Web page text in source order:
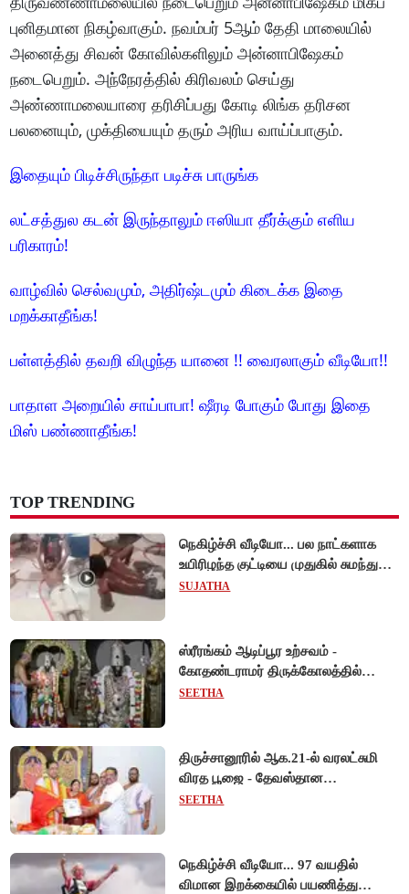
புனிதமான நிகழ்வாகும். நவம்பர் 5ஆம் தேதி மாலையில்
அனைத்து சிவன் கோவில்களிலும் அன்னாபிஷேகம்
நடைபெறும். அந்நேரத்தில் கிரிவலம் செய்து
அண்ணாமலையாரை தரிசிப்பது கோடி லிங்க தரிசன
பலனையும், முக்தியையும் தரும் அரிய வாய்ப்பாகும்.
இதையும் பிடிச்சிருந்தா படிச்சு பாருங்க
லட்சத்துல கடன் இருந்தாலும் ஈஸியா தீர்க்கும் எளிய
பரிகாரம்!
வாழ்வில் செல்வமும், அதிர்ஷ்டமும் கிடைக்க இதை
மறக்காதீங்க!
பள்ளத்தில் தவறி விழுந்த யானை !! வைரலாகும் வீடியோ!!
பாதாள அறையில் சாய்பாபா! ஷீரடி போகும் போது இதை
மிஸ் பண்ணாதீங்க!
TOP TRENDING
நெகிழ்ச்சி வீடியோ... பல நாட்களாக
உயிரிழந்த குட்டியை முதுகில் சுமந்து
நீந்திய டால்பின்... உலகை உலுக்கிய
SUJATHA
ஸ்ரீரங்கம் ஆடிப்பூர உற்சவம் -
கோதண்டராமர் திருக்கோலத்தில்
ஆண்டாள் நாச்சியார்!
SEETHA
திருச்சானூரில் ஆக.21-ல் வரலட்சுமி
விரத பூஜை - தேவஸ்தான
அறங்காவலர் குழு தலைவருக்கு
SEETHA
நெகிழ்ச்சி வீடியோ... 97 வயதில்
விமான இறக்கையில் பயணித்து